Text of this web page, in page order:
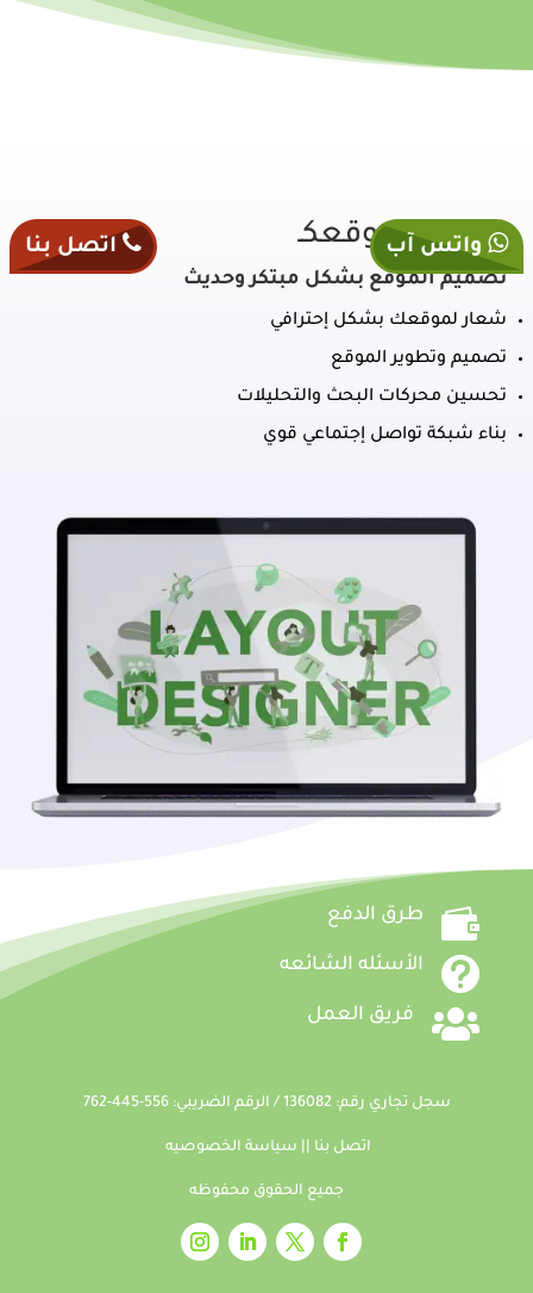
تصميم موقعكـ
تصميم الموقع بشكل مبتكر وحديث
شعار لموقعك بشكل إحترافي
تصميم وتطوير الموقع
تحسين محركات البحث والتحليلات
بناء شبكة تواصل إجتماعي قوي
 طرق الدفع
 الأسئله الشائعه
 فريق العمل
سجل تجاري رقم: 136082 / الرقم الضريبي: 556-445-762
اتصل بنا سياسة الخصوصيه
جميع الحقوق محفوظه
واتس آب اتصل بنا